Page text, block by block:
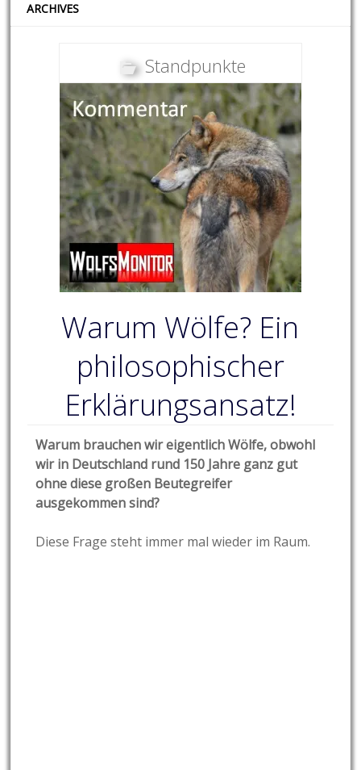
ARCHIVES
Standpunkte
Warum Wölfe? Ein
philosophischer
Erklärungsansatz!
Warum brauchen wir eigentlich Wölfe, obwohl
wir in Deutschland rund 150 Jahre ganz gut
ohne diese großen Beutegreifer
ausgekommen sind?
Diese Frage steht immer mal wieder im Raum.